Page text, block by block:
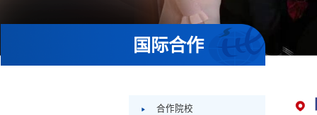
国际合作
合作院校